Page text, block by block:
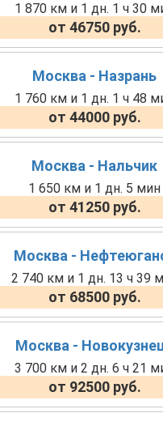
1 870 км и 1 дн. 1 ч 30
от 46750 руб.
Москва - Назрань
1 760 км и 1 дн. 1 ч 48
от 44000 руб.
Москва - Нальчик
1 650 км и 1 дн. 5 мин
от 41250 руб.
Москва -
2 740 км и 1 дн. 13 ч 39
от 68500 руб.
Москва -
3 700 км и 2 дн. 6 ч 21
от 92500 руб.